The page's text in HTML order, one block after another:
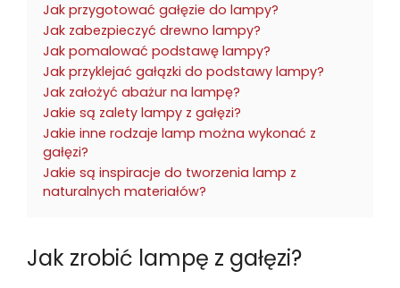
Jak przygotować gałęzie do lampy?
Jak zabezpieczyć drewno lampy?
Jak pomalować podstawę lampy?
Jak przyklejać gałązki do podstawy lampy?
Jak założyć abażur na lampę?
Jakie są zalety lampy z gałęzi?
Jakie inne rodzaje lamp można wykonać z
gałęzi?
Jakie są inspiracje do tworzenia lamp z
naturalnych materiałów?
Jak zrobić lampę z gałęzi?